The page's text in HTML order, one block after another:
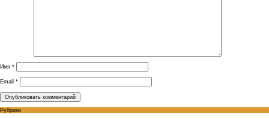
Имя *
Email *
Рубрики